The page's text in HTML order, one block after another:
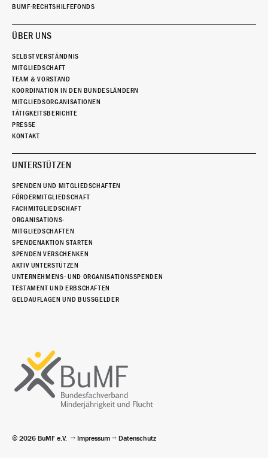
BUMF-RECHTSHILFEFONDS
ÜBER UNS
SELBSTVERSTÄNDNIS
MITGLIEDSCHAFT
TEAM & VORSTAND
KOORDINATION IN DEN BUNDESLÄNDERN
MITGLIEDSORGANISATIONEN
TÄTIGKEITSBERICHTE
PRESSE
KONTAKT
UNTERSTÜTZEN
SPENDEN UND MITGLIEDSCHAFTEN
FÖRDERMITGLIEDSCHAFT
FACHMITGLIEDSCHAFT
ORGANISATIONS-
MITGLIEDSCHAFTEN
SPENDENAKTION STARTEN
SPENDEN VERSCHENKEN
AKTIV UNTERSTÜTZEN
UNTERNEHMENS- UND ORGANISATIONSSPENDEN
TESTAMENT UND ERBSCHAFTEN
GELDAUFLAGEN UND BUSSGELDER
© 2026 BuMF e.V. Impressum Datenschutz